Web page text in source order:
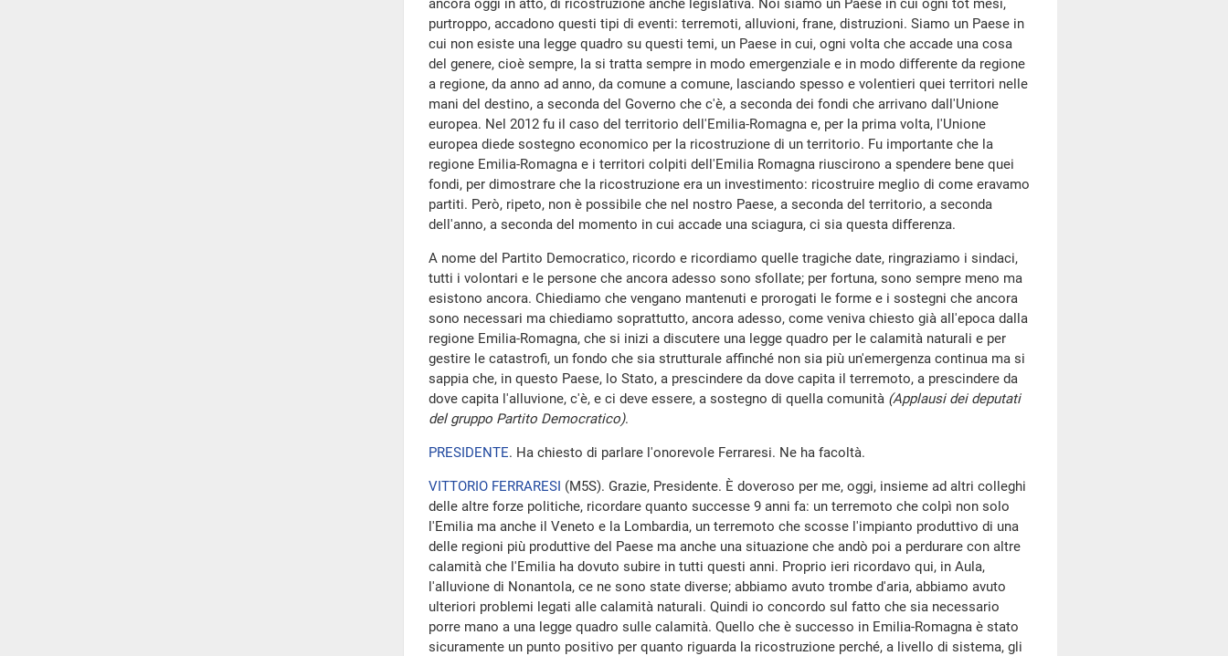
ancora oggi in atto, di ricostruzione anche legislativa. Noi siamo un Paese in cui ogni tot mesi,
purtroppo, accadono questi tipi di eventi: terremoti, alluvioni, frane, distruzioni. Siamo un Paese in
cui non esiste una legge quadro su questi temi, un Paese in cui, ogni volta che accade una cosa
del genere, cioè sempre, la si tratta sempre in modo emergenziale e in modo differente da regione
a regione, da anno ad anno, da comune a comune, lasciando spesso e volentieri quei territori nelle
mani del destino, a seconda del Governo che c'è, a seconda dei fondi che arrivano dall'Unione
europea. Nel 2012 fu il caso del territorio dell'Emilia-Romagna e, per la prima volta, l'Unione
europea diede sostegno economico per la ricostruzione di un territorio. Fu importante che la
regione Emilia-Romagna e i territori colpiti dell'Emilia Romagna riuscirono a spendere bene quei
fondi, per dimostrare che la ricostruzione era un investimento: ricostruire meglio di come eravamo
partiti. Però, ripeto, non è possibile che nel nostro Paese, a seconda del territorio, a seconda
dell'anno, a seconda del momento in cui accade una sciagura, ci sia questa differenza.
A nome del Partito Democratico, ricordo e ricordiamo quelle tragiche date, ringraziamo i sindaci,
tutti i volontari e le persone che ancora adesso sono sfollate; per fortuna, sono sempre meno ma
esistono ancora. Chiediamo che vengano mantenuti e prorogati le forme e i sostegni che ancora
sono necessari ma chiediamo soprattutto, ancora adesso, come veniva chiesto già all'epoca dalla
regione Emilia-Romagna, che si inizi a discutere una legge quadro per le calamità naturali e per
gestire le catastrofi, un fondo che sia strutturale affinché non sia più un'emergenza continua ma si
sappia che, in questo Paese, lo Stato, a prescindere da dove capita il terremoto, a prescindere da
dove capita l'alluvione, c'è, e ci deve essere, a sostegno di quella comunità (Applausi dei deputati
del gruppo Partito Democratico).
PRESIDENTE. Ha chiesto di parlare l'onorevole Ferraresi. Ne ha facoltà.
VITTORIO FERRARESI (M5S). Grazie, Presidente. È doveroso per me, oggi, insieme ad altri colleghi
delle altre forze politiche, ricordare quanto successe 9 anni fa: un terremoto che colpì non solo
l'Emilia ma anche il Veneto e la Lombardia, un terremoto che scosse l'impianto produttivo di una
delle regioni più produttive del Paese ma anche una situazione che andò poi a perdurare con altre
calamità che l'Emilia ha dovuto subire in tutti questi anni. Proprio ieri ricordavo qui, in Aula,
l'alluvione di Nonantola, ce ne sono state diverse; abbiamo avuto trombe d'aria, abbiamo avuto
ulteriori problemi legati alle calamità naturali. Quindi io concordo sul fatto che sia necessario
porre mano a una legge quadro sulle calamità. Quello che è successo in Emilia-Romagna è stato
sicuramente un punto positivo per quanto riguarda la ricostruzione perché, a livello di sistema, gli